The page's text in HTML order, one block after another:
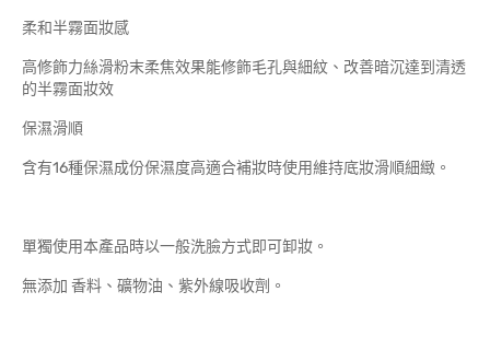
柔和半霧面妝感
高修飾力絲滑粉末柔焦效果能修飾毛孔與細紋、改善暗沉達到清透
的半霧面妝效
保濕滑順
含有16種保濕成份保濕度高適合補妝時使用維持底妝滑順細緻。
單獨使用本產品時以一般洗臉方式即可卸妝。
無添加 香料、礦物油、紫外線吸收劑。